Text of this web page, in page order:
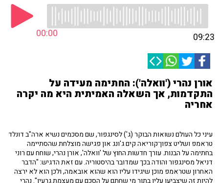
00:00 09:23
אורן נהרי ('וואלה'): החתימה מעידה על
התקדמות, אך השאלה האמיתית היא מה יקרה
אחריה
עיני כל העולם נשואות הבוקר (ג') לסינגפור, שם מסכמים נשיא ארה"ב דונלד
טראמפ ושליט צפון־קוריאה קים ג'ונג און פגישה מוצלחת שהסתיימה
בחתימה על הבנות. עורך חדשות החוץ של 'וואלה', אורן נהרי, שוחח עם רוני
דניאל מסינגפור והודה בכך שמדובר בהיסטוריה. עם זאת הדגיש: "הדבר
האחרון שטראמפ מוכן שיגידו עליו הוא שהוא אובאמה, ולכן הוא לא ירצה
להיות זה שיצביעו עליו בתור מי שחתם על הסכם עם מעצמת גרעין". נהרי